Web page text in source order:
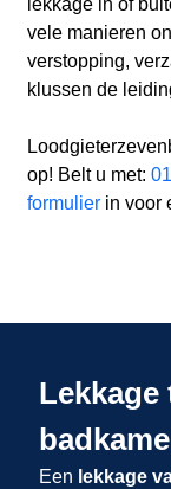
lekkage in of
vele manieren
verstopping,
klussen de
op! Belt u met:
formulierin voor
Een lekkage